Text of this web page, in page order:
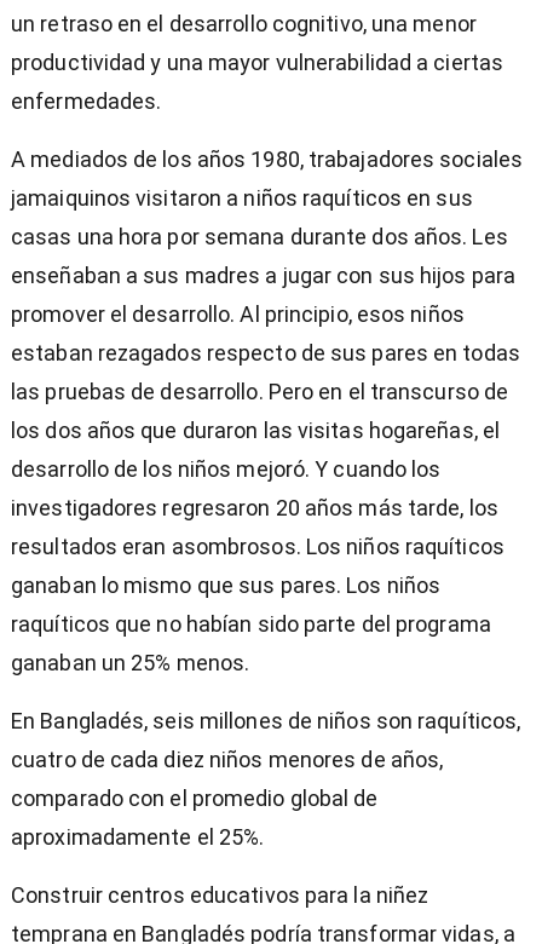
un retraso en el desarrollo cognitivo, una menor
productividad y una mayor vulnerabilidad a ciertas
enfermedades.
A mediados de los años 1980, trabajadores sociales
jamaiquinos visitaron a niños raquíticos en sus
casas una hora por semana durante dos años. Les
enseñaban a sus madres a jugar con sus hijos para
promover el desarrollo. Al principio, esos niños
estaban rezagados respecto de sus pares en todas
las pruebas de desarrollo. Pero en el transcurso de
los dos años que duraron las visitas hogareñas, el
desarrollo de los niños mejoró. Y cuando los
investigadores regresaron 20 años más tarde, los
resultados eran asombrosos. Los niños raquíticos
ganaban lo mismo que sus pares. Los niños
raquíticos que no habían sido parte del programa
ganaban un 25% menos.
En Bangladés, seis millones de niños son raquíticos,
cuatro de cada diez niños menores de años,
comparado con el promedio global de
aproximadamente el 25%.
Construir centros educativos para la niñez
temprana en Bangladés podría transformar vidas, a